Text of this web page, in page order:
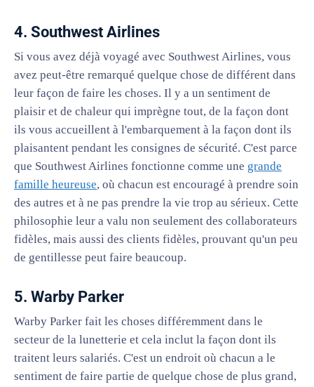
4. Southwest Airlines
Si vous avez déjà voyagé avec Southwest Airlines, vous
avez peut-être remarqué quelque chose de différent dans
leur façon de faire les choses. Il y a un sentiment de
plaisir et de chaleur qui imprègne tout, de la façon dont
ils vous accueillent à l'embarquement à la façon dont ils
plaisantent pendant les consignes de sécurité. C'est parce
que Southwest Airlines fonctionne comme une grande
famille heureuse, où chacun est encouragé à prendre soin
des autres et à ne pas prendre la vie trop au sérieux. Cette
philosophie leur a valu non seulement des collaborateurs
fidèles, mais aussi des clients fidèles, prouvant qu'un peu
de gentillesse peut faire beaucoup.
5. Warby Parker
Warby Parker fait les choses différemment dans le
secteur de la lunetterie et cela inclut la façon dont ils
traitent leurs salariés. C'est un endroit où chacun a le
sentiment de faire partie de quelque chose de plus grand,